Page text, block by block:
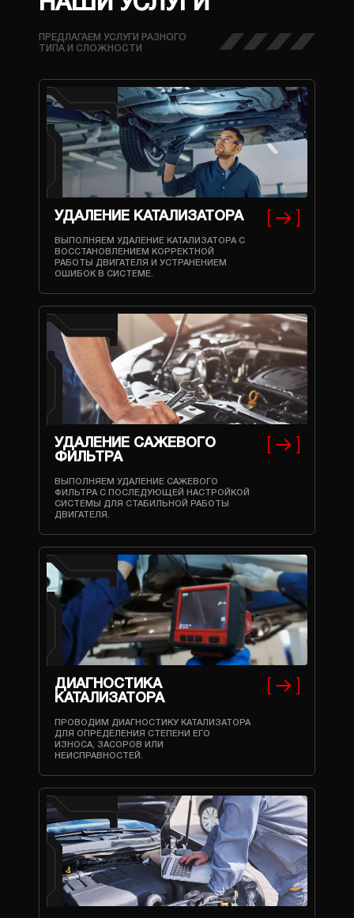
НАШИ УСЛУГИ
ПРЕДЛАГАЕМ УСЛУГИ РАЗНОГО
ТИПА И СЛОЖНОСТИ
УДАЛЕНИЕ КАТАЛИЗАТОРА
ВЫПОЛНЯЕМ УДАЛЕНИЕ КАТАЛИЗАТОРА С
ВОССТАНОВЛЕНИЕМ КОРРЕКТНОЙ
РАБОТЫ ДВИГАТЕЛЯ И УСТРАНЕНИЕМ
ОШИБОК В СИСТЕМЕ.
УДАЛЕНИЕ САЖЕВОГО
ФИЛЬТРА
ВЫПОЛНЯЕМ УДАЛЕНИЕ САЖЕВОГО
ФИЛЬТРА С ПОСЛЕДУЮЩЕЙ НАСТРОЙКОЙ
СИСТЕМЫ ДЛЯ СТАБИЛЬНОЙ РАБОТЫ
ДВИГАТЕЛЯ.
ДИАГНОСТИКА
КАТАЛИЗАТОРА
ПРОВОДИМ ДИАГНОСТИКУ КАТАЛИЗАТОРА
ДЛЯ ОПРЕДЕЛЕНИЯ СТЕПЕНИ ЕГО
ИЗНОСА, ЗАСОРОВ ИЛИ
НЕИСПРАВНОСТЕЙ.